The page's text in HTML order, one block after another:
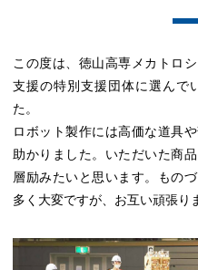
この度は、徳山高専メカトロ
支援の特別支援団体に選んで
た。
ロボット製作には高価な道具
助かりました。いただいた商
層励みたいと思います。もの
多く大変ですが、お互い頑張り